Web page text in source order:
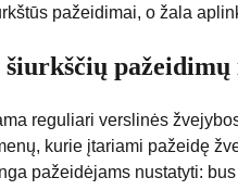
pažeidimai, o žala
šiurkščių
reguliari verslinės
kurie įtariami pažeidę
pažeidėjams nustatyti: